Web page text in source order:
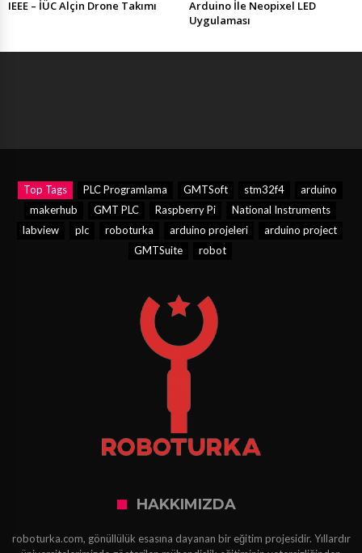
IEEE – İÜC Alçin Drone Takımı
Arduino İle Neopixel LED
Uygulaması
Top Tags PLC Programlama GMTSoft stm32f4
arduino
makerhub
GMT PLC Raspberry Pi
National Instruments
labview
plc roboturka arduino projeleri
arduino project
GMTSuite
robot
HAKKIMIZDA
roboturka.com, gönüllülük esasına dayanan bir eğitim projesidir. Yıllardır